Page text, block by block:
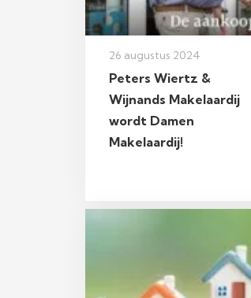
26 augustus 2024
Peters Wiertz &
Wijnands Makelaardij
wordt Damen
Makelaardij!